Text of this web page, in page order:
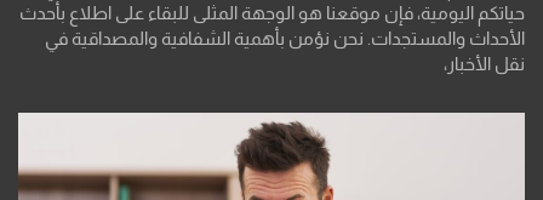
حياتكم اليومية، فإن موقعنا هو الوجهة المثلى للبقاء على اطلاع بأحدث
الأحداث والمستجدات. نحن نؤمن بأهمية الشفافية والمصداقية في
نقل الأخبار،